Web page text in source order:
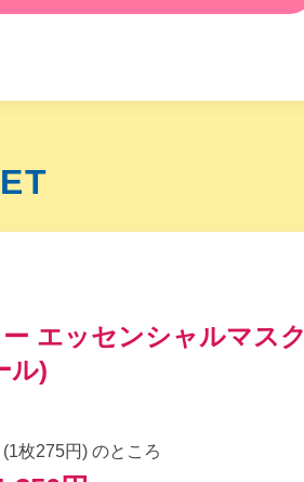
エッセンシャルマスク
ル)
枚275円) のところ